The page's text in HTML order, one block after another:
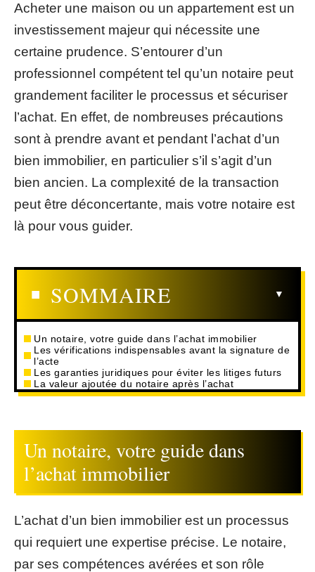
Acheter une maison ou un appartement est un
investissement majeur qui nécessite une
certaine prudence. S’entourer d’un
professionnel compétent tel qu’un notaire peut
grandement faciliter le processus et sécuriser
l’achat. En effet, de nombreuses précautions
sont à prendre avant et pendant l’achat d’un
bien immobilier, en particulier s’il s’agit d’un
bien ancien. La complexité de la transaction
peut être déconcertante, mais votre notaire est
là pour vous guider.
SOMMAIRE
Un notaire, votre guide dans l’achat immobilier
Les vérifications indispensables avant la signature de
l’acte
Les garanties juridiques pour éviter les litiges futurs
La valeur ajoutée du notaire après l’achat
Un notaire, votre guide dans
l’achat immobilier
L’achat d’un bien immobilier est un processus
qui requiert une expertise précise. Le notaire,
par ses compétences avérées et son rôle